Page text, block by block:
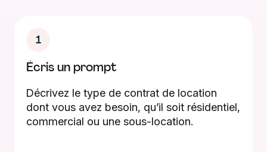
1
Écris un prompt
Décrivez le type de contrat de location
dont vous avez besoin, qu’il soit résidentiel,
commercial ou une sous-location.